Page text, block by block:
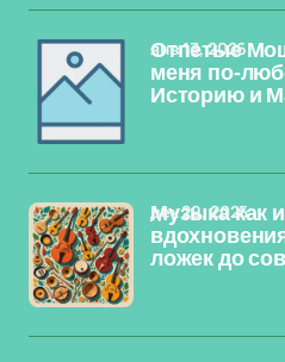
Отпетые
меня по-
Историю и
янв 13, 2026
Музыка как
ложек до
дек 29, 2025